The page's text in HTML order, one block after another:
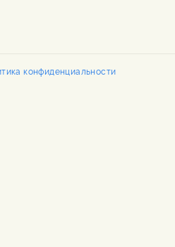
конфиденциальности